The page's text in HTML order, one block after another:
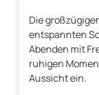
Die
entspannten
Abenden mit
ruhigen
Aussicht ein.